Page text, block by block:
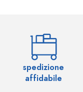
spedizione
affidabile